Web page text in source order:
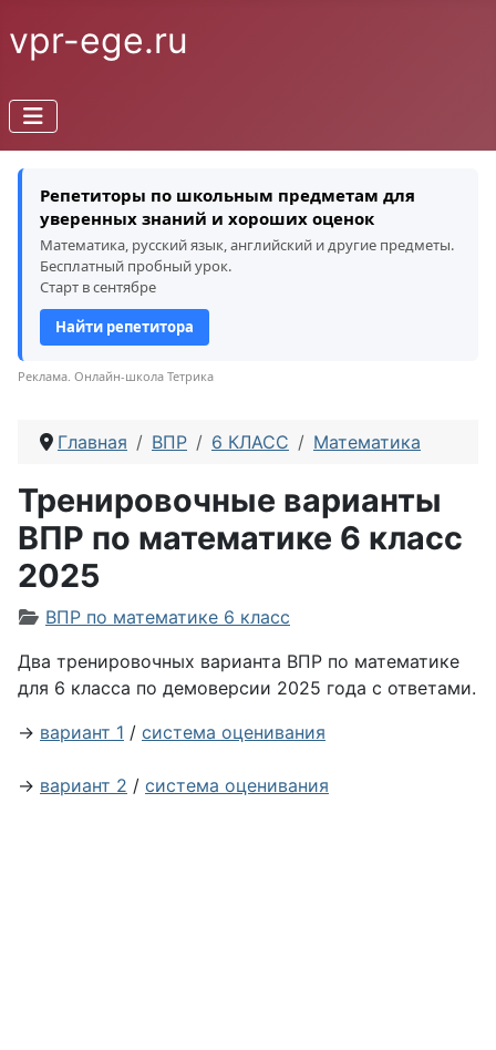
vpr-ege.ru
Репетиторы по школьным предметам для
уверенных знаний и хороших оценок
Математика, русский язык, английский и другие предметы.
Бесплатный пробный урок.
Старт в сентябре
Найти репетитора
Реклама. Онлайн-школа Тетрика
Главная ВПР 6 КЛАСС Математика
Тренировочные варианты
ВПР по математике 6 класс
2025
Информация о материале
ВПР по математике 6 класс
Два тренировочных варианта ВПР по математике
для 6 класса по демоверсии 2025 года с ответами.
→ вариант 1 / система оценивания
→ вариант 2 / система оценивания